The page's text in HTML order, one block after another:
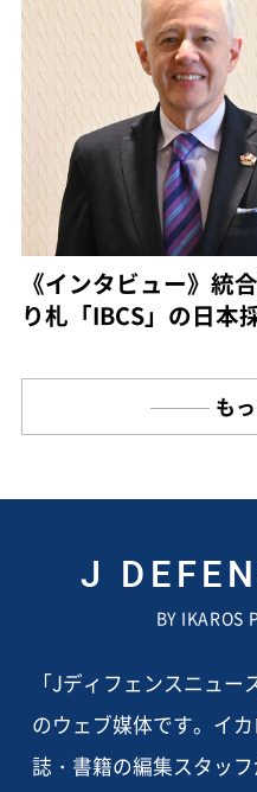
《インタビュー》統
り札「IBCS」の日本
も
J
BY IKAROS
「Jディフェンスニュ
のウェブ媒体です。イ
誌・書籍の編集スタッ